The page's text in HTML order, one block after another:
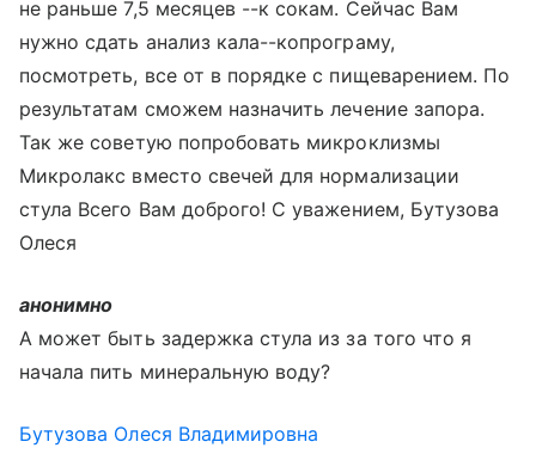
не раньше 7,5 месяцев --к сокам. Сейчас Вам
нужно сдать анализ кала--копрограму,
посмотреть, все от в порядке с пищеварением. По
результатам сможем назначить лечение запора.
Так же советую попробовать микроклизмы
Микролакс вместо свечей для нормализации
стула Всего Вам доброго! С уважением, Бутузова
Олеся
анонимно
А может быть задержка стула из за того что я
начала пить минеральную воду?
Бутузова Олеся Владимировна